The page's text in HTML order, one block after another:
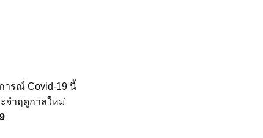
ารณ์ Covid-19 นี้
จำฤดูกาลใหม่